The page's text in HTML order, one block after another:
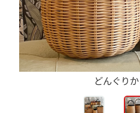
どんぐり